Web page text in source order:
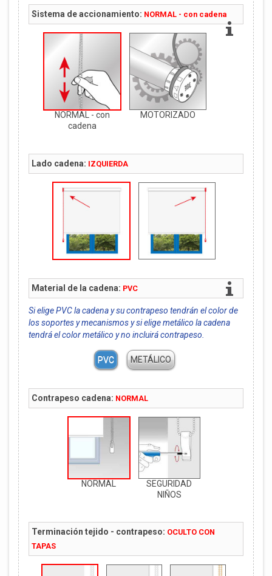
Sistema de accionamiento: NORMAL - con cadena
NORMAL - con
cadena
MOTORIZADO
Lado cadena: IZQUIERDA
Material de la cadena: PVC
Si elige PVC la cadena y su contrapeso tendrán el color de
los soportes y mecanismos y si elige metálico la cadena
tendrá el color metálico y no incluirá contrapeso.
PVC METÁLICO
Contrapeso cadena: NORMAL
NORMAL
SEGURIDAD
NIÑOS
Terminación tejido - contrapeso: OCULTO CON
TAPAS